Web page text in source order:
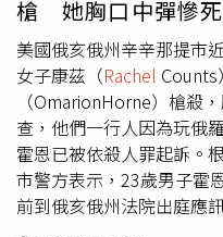
為，Netflix對梅根與哈利
姿態回應：「這不是結束
走出，如今的梅根正試圖
「我們當時是在築巢與療
的心力去思考『宏觀的夢
開王室初期的心境，「我
的環境中建立社群，這對
Starmer）則把焦點轉向前
被正式列為「安全威脅」
黨黨魁巴德諾克（Kemi
長發言與政府文件，證明
黨批評政府拒絕向CPS提
的國安顧問鮑威爾（
係而介入此案。政府回應
有關的決策，並強調副國
Collins）全程以公務員身
槍 她胸口中彈慘死
美國俄亥俄州辛辛那提市
女子康茲（Rachel Counts
（OmarionHorne）槍殺
查，他們一行人因為玩俄
霍恩已被依殺人罪起訴。
市警方表示，23歲男子霍
前到俄亥俄州法院出庭應
5日晚間，霍恩、康茲與